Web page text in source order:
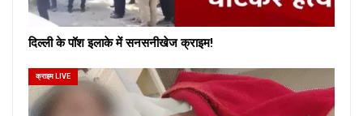
दिल्ली के पॉश इलाके में सनसनीखेज क्राइम!
क्राइम LIVE